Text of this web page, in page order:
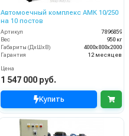
Автомоечный комплекс АМК 10/250
на 10 постов
Артикул
7896859
Вес
950 кг
Габариты (ДхШхВ)
4000х800х2000
Гарантия
12 месяцев
Цена
1 547 000 руб.
Купить